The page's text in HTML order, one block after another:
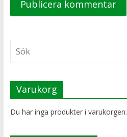
Varukorg
Du har inga produkter i varukorgen.